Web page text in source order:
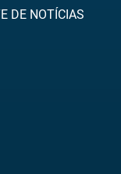
DE NOTÍCIAS